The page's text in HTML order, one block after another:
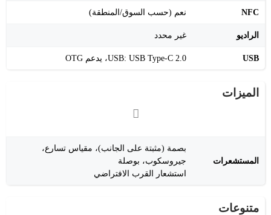
NFC نعم (حسب السوق/المنطقة)
الراديو غير محدد
USB USB: USB Type-C 2.0، يدعم OTG
الميزات
المستشعرات
بصمة (مثبتة على الجانب)، مقياس تسارع،
جيروسكوب، بوصلة
استشعار القرب الافتراضي
متنوعات